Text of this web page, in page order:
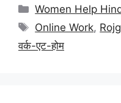
Categories
Women Help
Tags
Online Work,
वर्क-एट-होम